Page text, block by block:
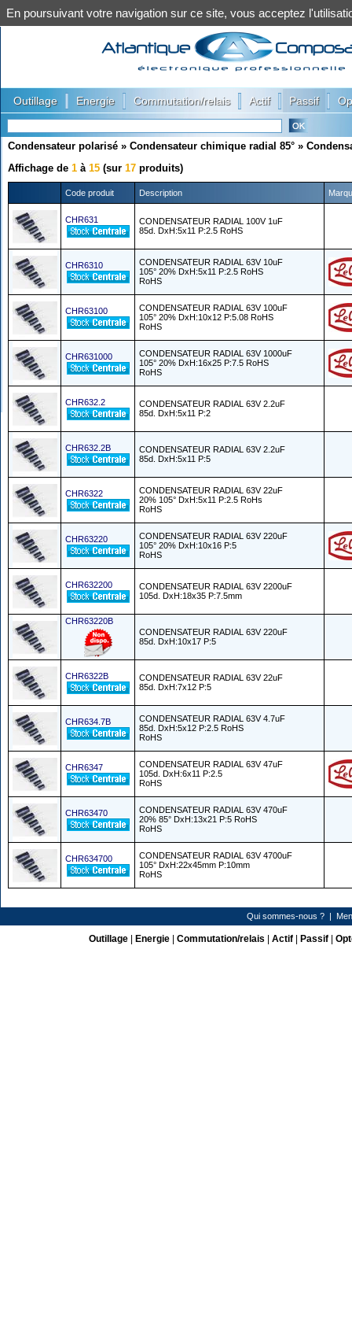
Outillage Energie Commutation/relais Actif Passif
Condensateur polarisé » Condensateur chimique radial 85° »
Affichage de 1 à 15 (sur 17 produits)
Code produit Description
CHR631
CONDENSATEUR RADIAL 100V 1uF
85d. DxH:5x11 P:2.5 RoHS
CHR6310
CONDENSATEUR RADIAL 63V 10uF
105° 20% DxH:5x11 P:2.5 RoHS
RoHS
CHR63100
CONDENSATEUR RADIAL 63V 100uF
105° 20% DxH:10x12 P:5.08 RoHS
RoHS
CHR631000
CONDENSATEUR RADIAL 63V 1000uF
105° 20% DxH:16x25 P:7.5 RoHS
RoHS
CHR632.2
CONDENSATEUR RADIAL 63V 2.2uF
85d. DxH:5x11 P:2
CHR632.2B
CONDENSATEUR RADIAL 63V 2.2uF
85d. DxH:5x11 P:5
CHR6322
CONDENSATEUR RADIAL 63V 22uF
20% 105° DxH:5x11 P:2.5 RoHs
RoHS
CHR63220
CONDENSATEUR RADIAL 63V 220uF
105° 20% DxH:10x16 P:5
RoHS
CHR632200
CONDENSATEUR RADIAL 63V 2200uF
105d. DxH:18x35 P:7.5mm
CHR63220B
CONDENSATEUR RADIAL 63V 220uF
85d. DxH:10x17 P:5
CHR6322B
CONDENSATEUR RADIAL 63V 22uF
85d. DxH:7x12 P:5
CHR634.7B
CONDENSATEUR RADIAL 63V 4.7uF
85d. DxH:5x12 P:2.5 RoHS
RoHS
CHR6347
CONDENSATEUR RADIAL 63V 47uF
105d. DxH:6x11 P:2.5
RoHS
CHR63470
CONDENSATEUR RADIAL 63V 470uF
20% 85° DxH:13x21 P:5 RoHS
RoHS
CHR634700
CONDENSATEUR RADIAL 63V 4700uF
105° DxH:22x45mm P:10mm
RoHS
Qui sommes-nous ? |
Outillage| Energie| Commutation/relais Actif| Passif|
En poursuivant votre navigation sur ce site, vous acceptez